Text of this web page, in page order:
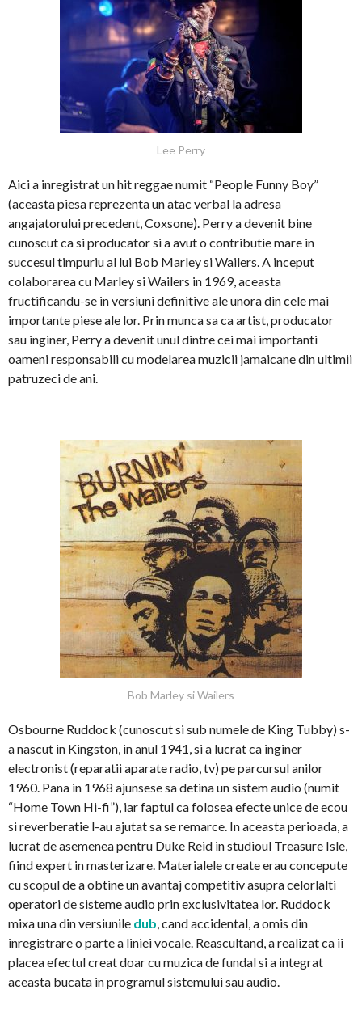
Lee Perry
Aici a inregistrat un hit reggae numit “People Funny Boy”
(aceasta piesa reprezenta un atac verbal la adresa
angajatorului precedent, Coxsone). Perry a devenit bine
cunoscut ca si producator si a avut o contributie mare in
succesul timpuriu al lui Bob Marley si Wailers. A inceput
colaborarea cu Marley si Wailers in 1969, aceasta
fructificandu-se in versiuni definitive ale unora din cele mai
importante piese ale lor. Prin munca sa ca artist, producator
sau inginer, Perry a devenit unul dintre cei mai importanti
oameni responsabili cu modelarea muzicii jamaicane din ultimii
patruzeci de ani.
Bob Marley si Wailers
Osbourne Ruddock (cunoscut si sub numele de King Tubby) s-
a nascut in Kingston, in anul 1941, si a lucrat ca inginer
electronist (reparatii aparate radio, tv) pe parcursul anilor
1960. Pana in 1968 ajunsese sa detina un sistem audio (numit
“Home Town Hi-fi”), iar faptul ca folosea efecte unice de ecou
si reverberatie l-au ajutat sa se remarce. In aceasta perioada, a
lucrat de asemenea pentru Duke Reid in studioul Treasure Isle,
fiind expert in masterizare. Materialele create erau concepute
cu scopul de a obtine un avantaj competitiv asupra celorlalti
operatori de sisteme audio prin exclusivitatea lor. Ruddock
mixa una din versiunile dub, cand accidental, a omis din
inregistrare o parte a liniei vocale. Reascultand, a realizat ca ii
placea efectul creat doar cu muzica de fundal si a integrat
aceasta bucata in programul sistemului sau audio.